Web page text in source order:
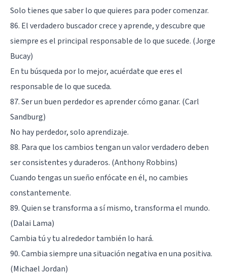
Solo tienes que saber lo que quieres para poder comenzar.
86. El verdadero buscador crece y aprende, y descubre que
siempre es el principal responsable de lo que sucede. (Jorge
Bucay)
En tu búsqueda por lo mejor, acuérdate que eres el
responsable de lo que suceda.
87. Ser un buen perdedor es aprender cómo ganar. (Carl
Sandburg)
No hay perdedor, solo aprendizaje.
88. Para que los cambios tengan un valor verdadero deben
ser consistentes y duraderos. (Anthony Robbins)
Cuando tengas un sueño enfócate en él, no cambies
constantemente.
89. Quien se transforma a sí mismo, transforma el mundo.
(Dalai Lama)
Cambia tú y tu alrededor también lo hará.
90. Cambia siempre una situación negativa en una positiva.
(Michael Jordan)